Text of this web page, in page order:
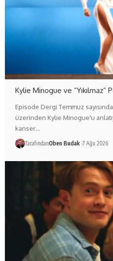
Kylie Minogue ve “Yıkılmaz”
Episode Dergi Temmuz
üzerinden Kylie Minogue'u
kanser…
TarafındanOben Budak 7 Ağu 2026